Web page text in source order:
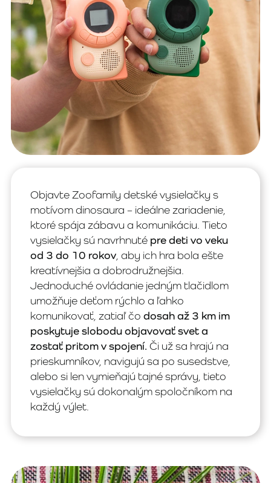
Objavte Zoofamily detské vysielačky s
motívom dinosaura – ideálne zariadenie,
ktoré spája zábavu a komunikáciu. Tieto
vysielačky sú navrhnuté pre deti vo veku
od 3 do 10 rokov , aby ich hra bola ešte
kreatívnejšia a dobrodružnejšia.
Jednoduché ovládanie jedným tlačidlom
umožňuje deťom rýchlo a ľahko
komunikovať, zatiaľ čo dosah až 3 km im
poskytuje slobodu objavovať svet a
zostať pritom v spojení. Či už sa hrajú na
prieskumníkov, navigujú sa po susedstve,
alebo si len vymieňajú tajné správy, tieto
vysielačky sú dokonalým spoločníkom na
každý výlet.